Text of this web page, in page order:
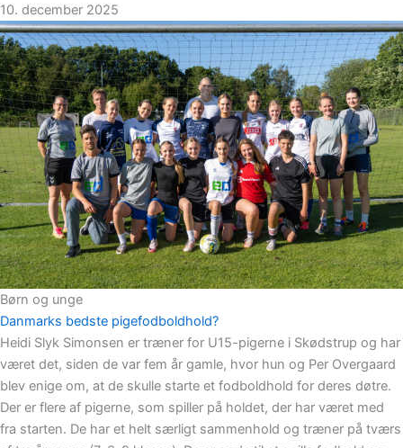
10. december 2025
Børn og unge
Danmarks bedste pigefodboldhold?
Heidi Slyk Simonsen er træner for U15-pigerne i Skødstrup og har
været det, siden de var fem år gamle, hvor hun og Per Overgaard
blev enige om, at de skulle starte et fodboldhold for deres døtre.
Der er flere af pigerne, som spiller på holdet, der har været med
fra starten. De har et helt særligt sammenhold og træner på tværs